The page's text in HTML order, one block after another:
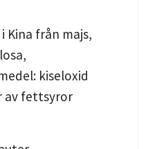
Kina från majs,
kiseloxid
av fettsyror